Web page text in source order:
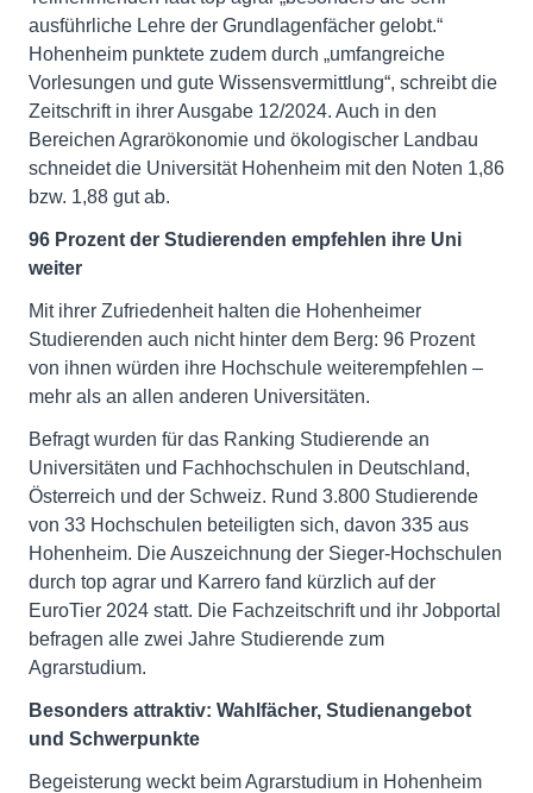
ausführliche Lehre der Grundlagenfächer gelobt.“
Hohenheim punktete zudem durch „umfangreiche
Vorlesungen und gute Wissensvermittlung“, schreibt die
Zeitschrift in ihrer Ausgabe 12/2024. Auch in den
Bereichen Agrarökonomie und ökologischer Landbau
schneidet die Universität Hohenheim mit den Noten 1,86
bzw. 1,88 gut ab.
96 Prozent der Studierenden empfehlen ihre Uni
weiter
Mit ihrer Zufriedenheit halten die Hohenheimer
Studierenden auch nicht hinter dem Berg: 96 Prozent
von ihnen würden ihre Hochschule weiterempfehlen –
mehr als an allen anderen Universitäten.
Befragt wurden für das Ranking Studierende an
Universitäten und Fachhochschulen in Deutschland,
Österreich und der Schweiz. Rund 3.800 Studierende
von 33 Hochschulen beteiligten sich, davon 335 aus
Hohenheim. Die Auszeichnung der Sieger-Hochschulen
durch top agrar und Karrero fand kürzlich auf der
EuroTier 2024 statt. Die Fachzeitschrift und ihr Jobportal
befragen alle zwei Jahre Studierende zum
Agrarstudium.
Besonders attraktiv: Wahlfächer, Studienangebot
und Schwerpunkte
Begeisterung weckt beim Agrarstudium in Hohenheim